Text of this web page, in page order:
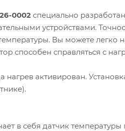
0002 специально
устройствами.
Вы можете легко
способен справляться с
активирован.
в себя датчик